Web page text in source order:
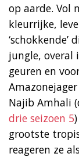
op aarde. Vol
kleurrijke,
jungle, overal
geuren en
Najib Amhali
drie seizoen 5
grootste
reageren ze